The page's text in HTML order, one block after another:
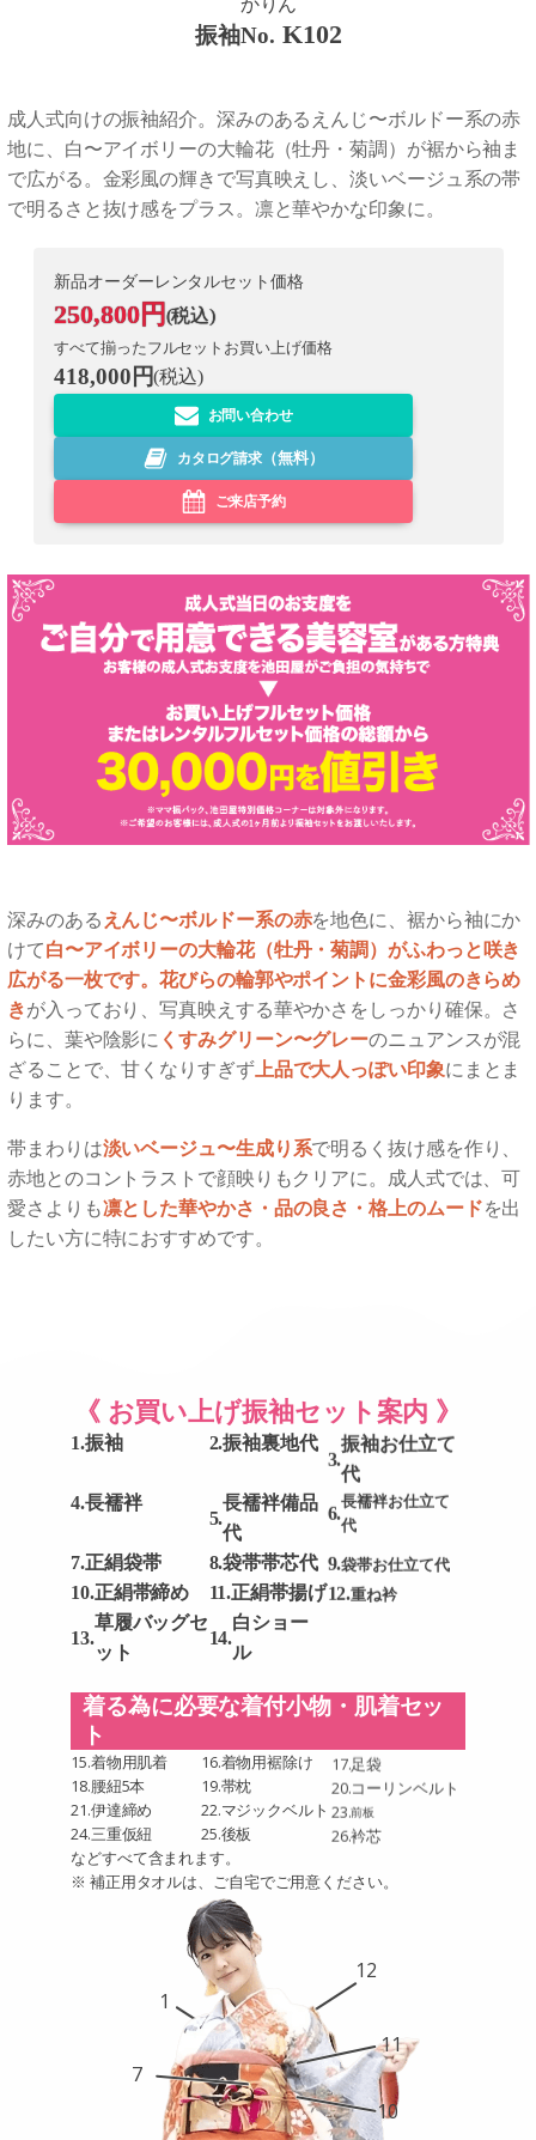
振袖No. K102
成人式向けの振袖紹介。深みのあるえんじ〜ボルドー系の赤
地に、白〜アイボリーの大輪花（牡丹・菊調）が裾から袖ま
で広がる。金彩風の輝きで写真映えし、淡いベージュ系の帯
で明るさと抜け感をプラス。凛と華やかな印象に。
新品オーダーレンタルセット価格
250,800円 (税込)
すべて揃ったフルセットお買い上げ価格
418,000円(税込)
お問い合わせ
カタログ請求 （無料）
ご来店予約
深みのあるえんじ〜ボルドー系の赤を地色に、裾から袖にか
けて白〜アイボリーの大輪花（牡丹・菊調）がふわっと咲き
広がる一枚です。花びらの輪郭やポイントに金彩風のきらめ
きが入っており、写真映えする華やかさをしっかり確保。さ
らに、葉や陰影に くすみグリーン〜グレーのニュアンスが混
ざることで、甘くなりすぎず上品で大人っぽい印象にまとま
ります。
帯まわりは淡いベージュ〜生成り系で明るく抜け感を作り、
赤地とのコントラストで顔映りもクリアに。成人式では、可
愛さよりも凛とした華やかさ・品の良さ・格上のムードを出
したい方に特におすすめです。
《 お買い上げ振袖セット案内 》
1.振袖 2.振袖裏地代
3.
振袖お仕立て
代
4.長襦袢
5.
長襦袢備品
代
6.
長襦袢お仕立て
代
7.正絹袋帯 8.袋帯帯芯代 9.袋帯お仕立て代
10.正絹帯締め 11.正絹帯揚げ12.重ね衿
13.
草履バッグセ
ット
14.
白ショー
ル
着る為に必要な着付小物・肌着セッ
ト
15.着物用肌着 16.着物用裾除け 17.足袋
18.腰紐5本 19.帯枕 20.コーリンベルト
21.伊達締め 22.マジックベルト 23.前板
24.三重仮紐 25.後板 26.衿芯
などすべて含まれます。
※ 補正用タオルは、ご自宅でご用意ください。
1
12
11
7
10